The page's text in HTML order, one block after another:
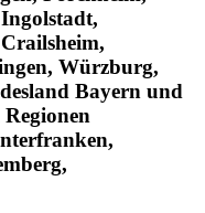
Würzburg,
Bayern und